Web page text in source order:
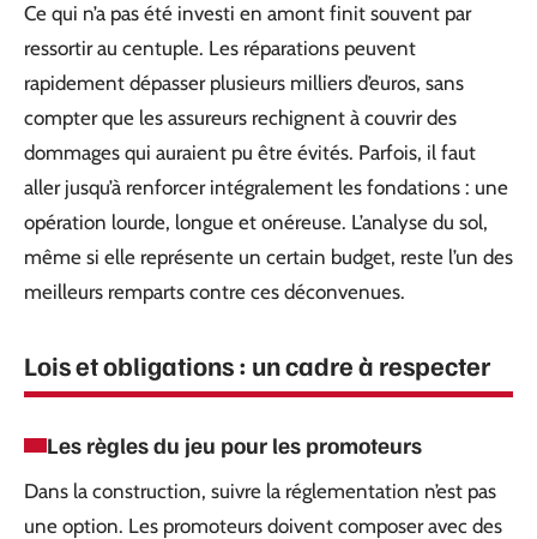
Ce qui n’a pas été investi en amont finit souvent par
ressortir au centuple. Les réparations peuvent
rapidement dépasser plusieurs milliers d’euros, sans
compter que les assureurs rechignent à couvrir des
dommages qui auraient pu être évités. Parfois, il faut
aller jusqu’à renforcer intégralement les fondations : une
opération lourde, longue et onéreuse. L’analyse du sol,
même si elle représente un certain budget, reste l’un des
meilleurs remparts contre ces déconvenues.
Lois et obligations : un cadre à respecter
Les règles du jeu pour les promoteurs
Dans la construction, suivre la réglementation n’est pas
une option. Les promoteurs doivent composer avec des